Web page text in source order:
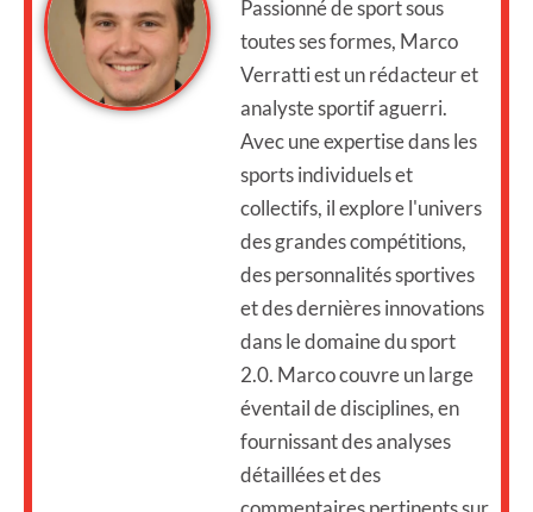
Passionné de sport sous
toutes ses formes, Marco
Verratti est un rédacteur et
analyste sportif aguerri.
Avec une expertise dans les
sports individuels et
collectifs, il explore l'univers
des grandes compétitions,
des personnalités sportives
et des dernières innovations
dans le domaine du sport
2.0. Marco couvre un large
éventail de disciplines, en
fournissant des analyses
détaillées et des